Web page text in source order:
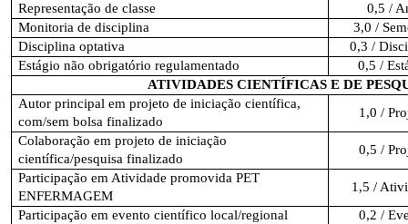
Representação de classe
0,5 /
Monitoria de disciplina
3,0 /
Disciplina optativa
0,3 /
Estágio não obrigatório regulamentado
0,5 /
ATIVIDADES CIENTÍFICAS E DE
Autor principal em projeto de iniciação científica,
com/sem bolsa finalizado
1,0 /
Colaboração em projeto de iniciação
científica/pesquisa finalizado
0,5 /
Participação em Atividade promovida PET
ENFERMAGEM
1,5 /
Participação em evento científico local/regional
0,2 /